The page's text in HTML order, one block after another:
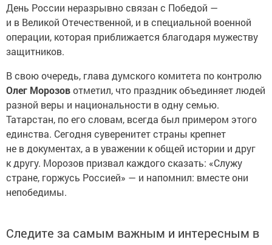
День России неразрывно связан с Победой —
и в Великой Отечественной, и в специальной военной
операции, которая приближается благодаря мужеству
защитников.
В свою очередь, глава думского комитета по контролю
Олег Морозовотметил, что праздник объединяет людей
разной веры и национальности в одну семью.
Татарстан, по его словам, всегда был примером этого
единства. Сегодня суверенитет страны крепнет
не в документах, а в уважении к общей истории и друг
к другу. Морозов призвал каждого сказать: «Служу
стране, горжусь Россией» — и напомнил: вместе они
непобедимы.
Следите за самым важным и интересным в